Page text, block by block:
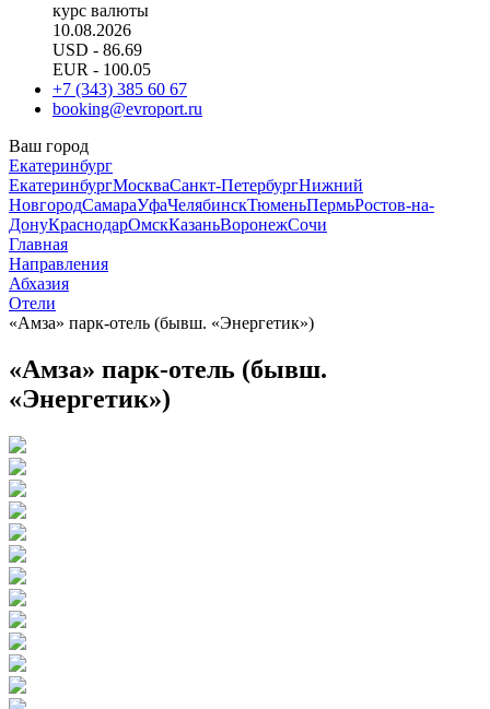
курс валюты
10.08.2026
USD - 86.69
EUR - 100.05
+7 (343) 385 60 67
booking@evroport.ru
Ваш город
Екатеринбург
ЕкатеринбургМоскваСанкт-ПетербургНижний
НовгородСамараУфаЧелябинскТюменьПермьРостов-на-
ДонуКраснодарОмскКазаньВоронежСочи
Главная
Направления
Абхазия
Отели
«Амза» парк-отель (бывш. «Энергетик»)
«Амза» парк-отель (бывш.
«Энергетик»)